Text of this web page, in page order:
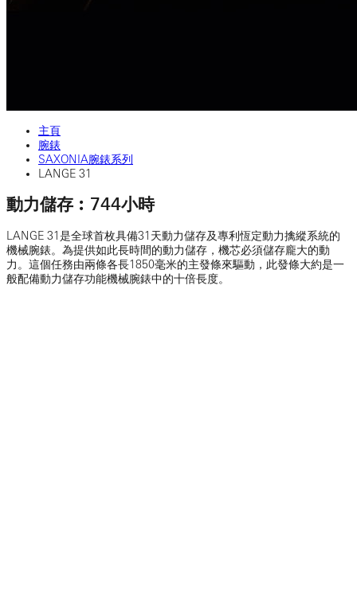
主頁
腕錶
SAXONIA腕錶系列
LANGE 31
動力儲存︰744小時
LANGE 31是全球首枚具備31天動力儲存及專利恆定動力擒縱系統的
機械腕錶。為提供如此長時間的動力儲存，機芯必須儲存龐大的動
力。這個任務由兩條各長1850毫米的主發條來驅動，此發條大約是一
般配備動力儲存功能機械腕錶中的十倍長度。